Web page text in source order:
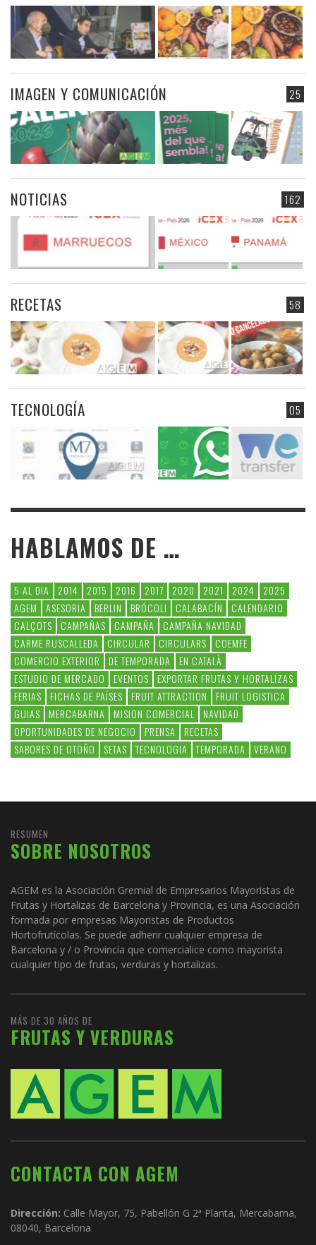
25
IMAGEN Y COMUNICACIÓN
162
NOTICIAS
58
RECETAS
05
TECNOLOGÍA
HABLAMOS DE …
5 AL DIA 2014 2015 2016 2017 2020 2021 2024
2025
AGEM
ASESORIA BERLIN BRÓCOLI CALABACÍN
CALENDARIO
CALÇOTS
CAMPAÑAS CAMPAÑA
CAMPAÑA NAVIDAD
CARME RUSCALLEDA
CIRCULAR CIRCULARS
COEMFE
COMERCIO EXTERIOR
DE TEMPORADA
EN CATALÀ
ESTUDIO DE MERCADO
EVENTOS
EXPORTAR FRUTAS Y HORTALIZAS
FERIAS
FICHAS DE PAÍSES FRUIT ATTRACTION
FRUIT LOGISTICA
GUIAS
MERCABARNA MISION COMERCIAL
NAVIDAD
OPORTUNIDADES DE NEGOCIO
PRENSA
RECETAS
SABORES DE OTOÑO
SETAS TECNOLOGIA TEMPORADA VERANO
RESUMEN
SOBRE NOSOTROS
AGEM es la Asociación Gremial de Empresarios Mayoristas de
Frutas y Hortalizas de Barcelona y Provincia, es una Asociación
formada por empresas Mayoristas de Productos
Hortofrutícolas. Se puede adherir cualquier empresa de
Barcelona y / o Provincia que comercialice como mayorista
cualquier tipo de frutas, verduras y hortalizas.
MÁS DE 30 AÑOS DE
FRUTAS Y VERDURAS
CONTACTA CON AGEM
Dirección: Calle Mayor, 75, Pabellón G 2ª Planta, Mercabarna,
08040, Barcelona